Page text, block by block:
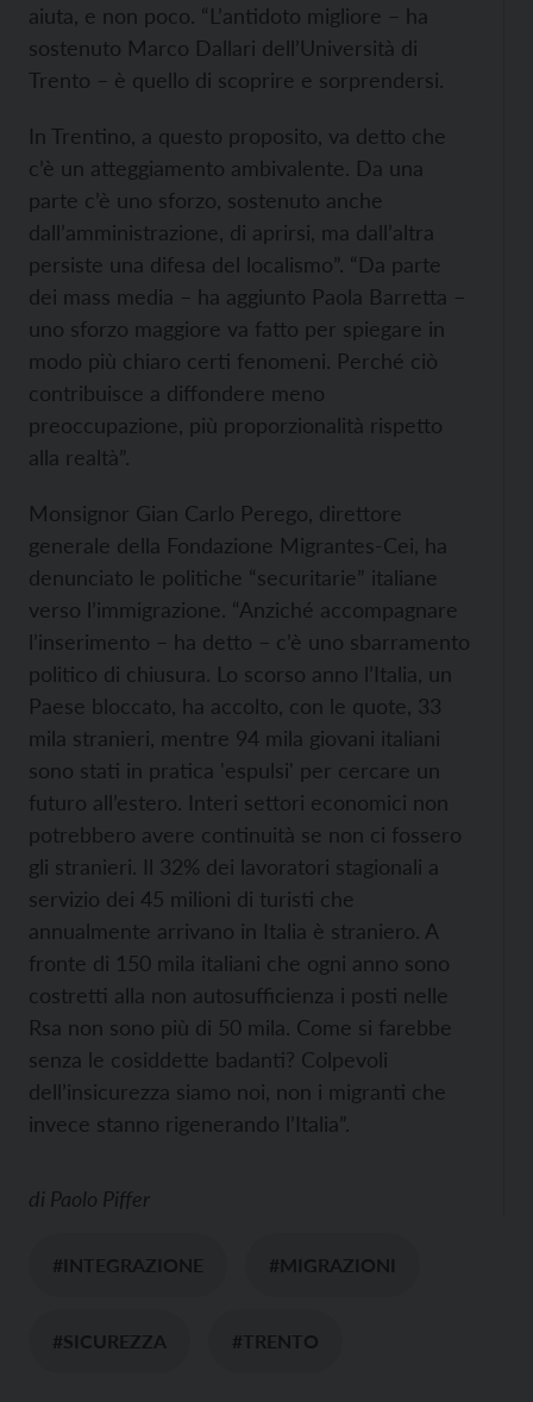
aiuta, e non poco. “L’antidoto migliore – ha
sostenuto Marco Dallari dell’Università di
Trento – è quello di scoprire e sorprendersi.
In Trentino, a questo proposito, va detto che
c’è un atteggiamento ambivalente. Da una
parte c’è uno sforzo, sostenuto anche
dall’amministrazione, di aprirsi, ma dall’altra
persiste una difesa del localismo”. “Da parte
dei mass media – ha aggiunto Paola Barretta –
uno sforzo maggiore va fatto per spiegare in
modo più chiaro certi fenomeni. Perché ciò
contribuisce a diffondere meno
preoccupazione, più proporzionalità rispetto
alla realtà”.
Monsignor Gian Carlo Perego, direttore
generale della Fondazione Migrantes-Cei, ha
denunciato le politiche “securitarie” italiane
verso l’immigrazione. “Anziché accompagnare
l’inserimento – ha detto – c’è uno sbarramento
politico di chiusura. Lo scorso anno l’Italia, un
Paese bloccato, ha accolto, con le quote, 33
mila stranieri, mentre 94 mila giovani italiani
sono stati in pratica 'espulsi' per cercare un
futuro all’estero. Interi settori economici non
potrebbero avere continuità se non ci fossero
gli stranieri. Il 32% dei lavoratori stagionali a
servizio dei 45 milioni di turisti che
annualmente arrivano in Italia è straniero. A
fronte di 150 mila italiani che ogni anno sono
costretti alla non autosufficienza i posti nelle
Rsa non sono più di 50 mila. Come si farebbe
senza le cosiddette badanti? Colpevoli
dell’insicurezza siamo noi, non i migranti che
invece stanno rigenerando l’Italia”.
di Paolo Piffer
#INTEGRAZIONE #MIGRAZIONI
#SICUREZZA #TRENTO